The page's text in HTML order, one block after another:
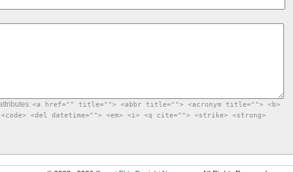
<a href="" title=""> <abbr title=""> <acronym title=""> <b>
<del datetime=""> <em> <i> <q cite=""> <strike> <strong>